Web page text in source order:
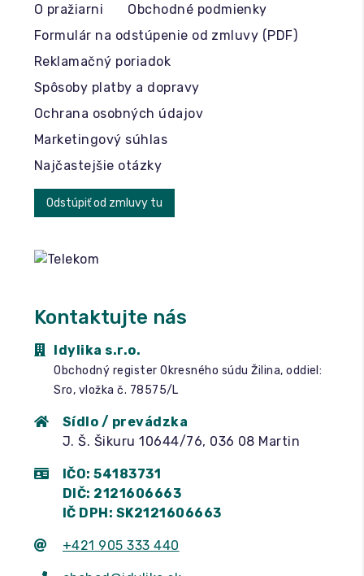
O pražiarni
Obchodné podmienky
Formulár na odstúpenie od zmluvy (PDF)
Reklamačný poriadok
Spôsoby platby a dopravy
Ochrana osobných údajov
Marketingový súhlas
Najčastejšie otázky
Odstúpiť od zmluvy tu
Kontaktujte nás
Idylika s.r.o.
Obchodný register Okresného súdu Žilina, oddiel:
Sro, vložka č. 78575/L
Sídlo / prevádzka
J. Š. Šikuru 10644/76, 036 08 Martin
IČO: 54183731
DIČ: 2121606663
IČ DPH: SK2121606663
+421 905 333 440